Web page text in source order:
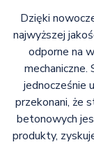
Dzięki
najwyższej
odporne na
jednocześnie
przekonani, że
betonowych
produkty,